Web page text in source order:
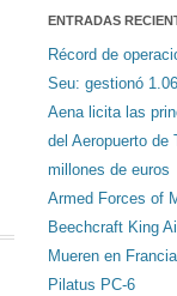
ENTRADAS
Récord de
Seu: gestionó
Aena licita las
del Aeropuerto de
millones de euros
Armed Forces of
Beechcraft King
Mueren en
Pilatus PC-6